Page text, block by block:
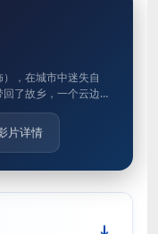
，在城市中迷失自
了故乡，一个云边的
）和外婆陪伴着他，
片详情